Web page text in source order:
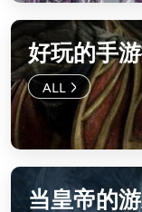
好玩的手
当皇帝的